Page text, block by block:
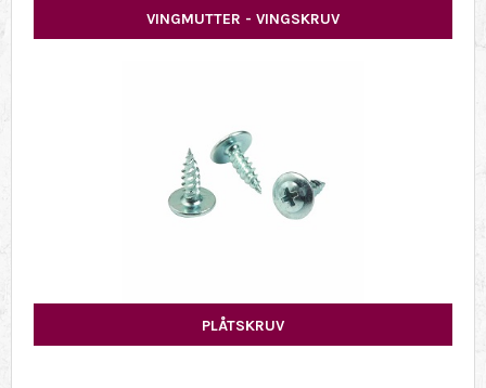
VINGMUTTER - VINGSKRUV
PLÅTSKRUV